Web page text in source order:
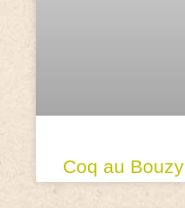
Coq au Bouzy